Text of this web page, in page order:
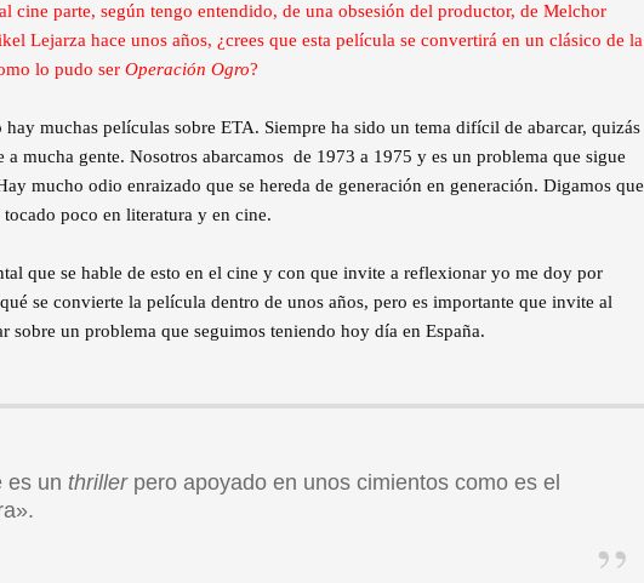
al cine parte, según tengo entendido, de una obsesión del productor, de Melchor
Lejarza hace unos años, ¿crees que esta película se convertirá en un clásico de la
lo pudo ser Operación Ogro?
muchas películas sobre ETA. Siempre ha sido un tema difícil de abarcar, quizás
a mucha gente. Nosotros abarcamos de 1973 a 1975 y es un problema que sigue
mucho odio enraizado que se hereda de generación en generación. Digamos que
tocado poco en literatura y en cine.
que se hable de esto en el cine y con que invite a reflexionar yo me doy por
se convierte la película dentro de unos años, pero es importante que invite al
sobre un problema que seguimos teniendo hoy día en España.
es un thrillerpero apoyado en unos cimientos como es el